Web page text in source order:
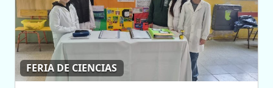
FERIA DE CIENCIAS